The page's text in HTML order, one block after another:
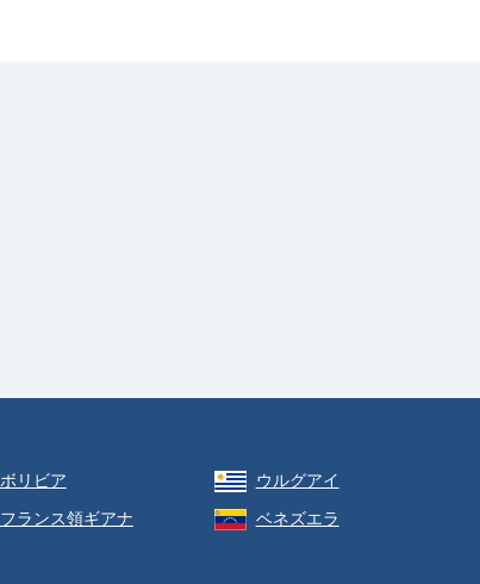
ボリビア
ウルグアイ
フランス領ギアナ
ベネズエラ